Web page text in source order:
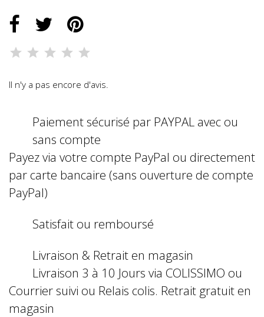
Il n'y a pas encore d'avis.
Paiement sécurisé par PAYPAL avec ou
sans compte
Payez via votre compte PayPal ou directement
par carte bancaire (sans ouverture de compte
PayPal)
Satisfait ou remboursé
Livraison & Retrait en magasin
Livraison 3 à 10 Jours via COLISSIMO ou
Courrier suivi ou Relais colis. Retrait gratuit en
magasin